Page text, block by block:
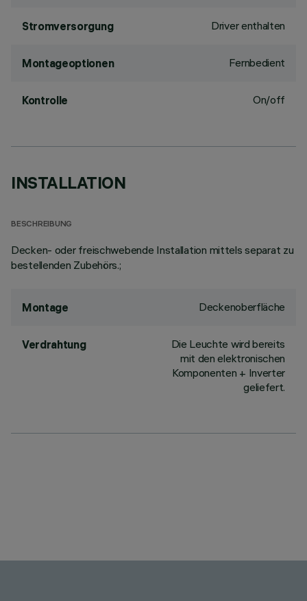
Stromversorgung Driver enthalten
Montageoptionen Fernbedient
Kontrolle On/off
INSTALLATION
BESCHREIBUNG
Decken- oder freischwebende Installation mittels separat zu
bestellenden Zubehörs.;
Montage Deckenoberfläche
Verdrahtung
Die Leuchte wird bereits
mit den elektronischen
Komponenten + Inverter
geliefert.